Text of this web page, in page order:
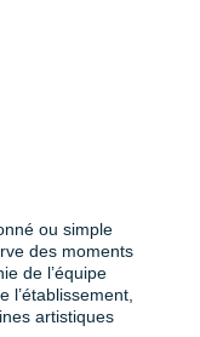
ou simple
des moments
de l’équipe
l’établissement,
artistiques